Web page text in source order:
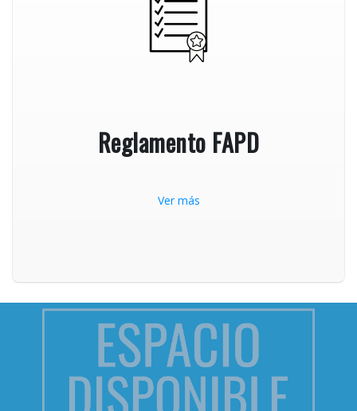
Reglamento FAPD
Ver más